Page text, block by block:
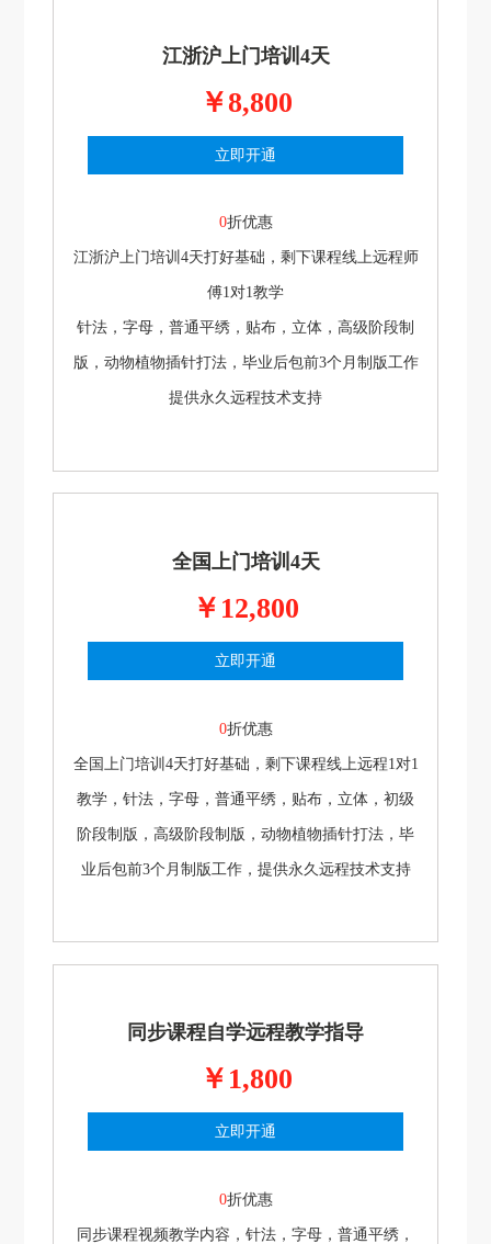
江浙沪上门培训4天
￥8,800
立即开通
0折优惠
江浙沪上门培训4天打好基础，剩下课程线上远程师
傅1对1教学
针法，字母，普通平绣，贴布，立体，高级阶段制
版，动物植物插针打法，毕业后包前3个月制版工作
提供永久远程技术支持
全国上门培训4天
￥12,800
立即开通
0折优惠
全国上门培训4天打好基础，剩下课程线上远程1对1
教学，针法，字母，普通平绣，贴布，立体，初级
阶段制版，高级阶段制版，动物植物插针打法，毕
业后包前3个月制版工作，提供永久远程技术支持
同步课程自学远程教学指导
￥1,800
立即开通
0折优惠
同步课程视频教学内容，针法，字母，普通平绣，